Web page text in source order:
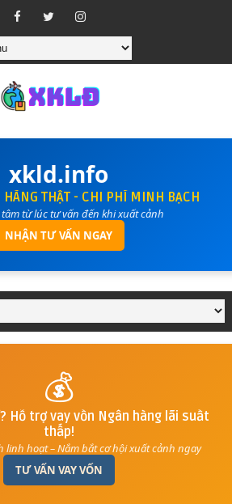
xkld.info
THẬT - CHI PHÍ MINH BẠCH
từ lúc tư vấn đến khi xuất cảnh
NHẬN TƯ VẤN NGAY
💰
Hỗ trợ vay vốn Ngân hàng lãi suất
thấp!
linh hoạt – Nắm bắt cơ hội xuất cảnh ngay
TƯ VẤN VAY VỐN